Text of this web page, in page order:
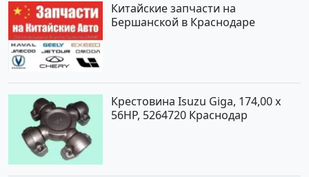
Китайские запчасти на
Бершанской в Краснодаре
Крестовина Isuzu Giga, 174,00 x
56HP, 5264720 Краснодар